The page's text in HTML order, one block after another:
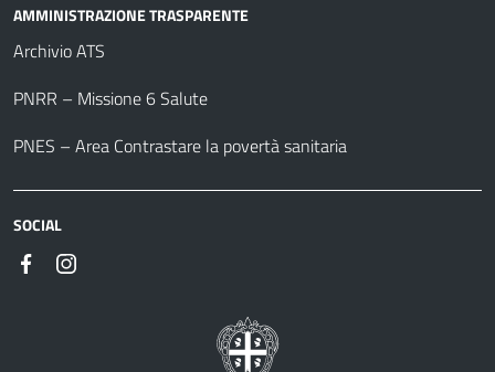
AMMINISTRAZIONE TRASPARENTE
Archivio ATS
PNRR – Missione 6 Salute
PNES – Area Contrastare la povertà sanitaria
SOCIAL